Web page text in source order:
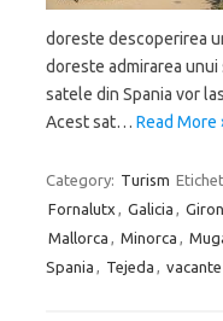
doreste descoperirea
doreste admirarea unui
satele din Spania vor
Acest sat… Read More
Category: Turism
Fornalutx , Galicia ,
Mallorca , Minorca ,
Spania , Tejeda ,